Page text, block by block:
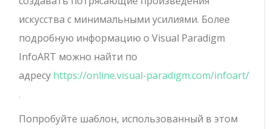
искусства с минимальными усилиями. Более
подробную информацию о Visual Paradigm
InfoART можно найти по
адресу https://online.visual-paradigm.com/infoart/
.
Попробуйте шаблон, использованный в этом